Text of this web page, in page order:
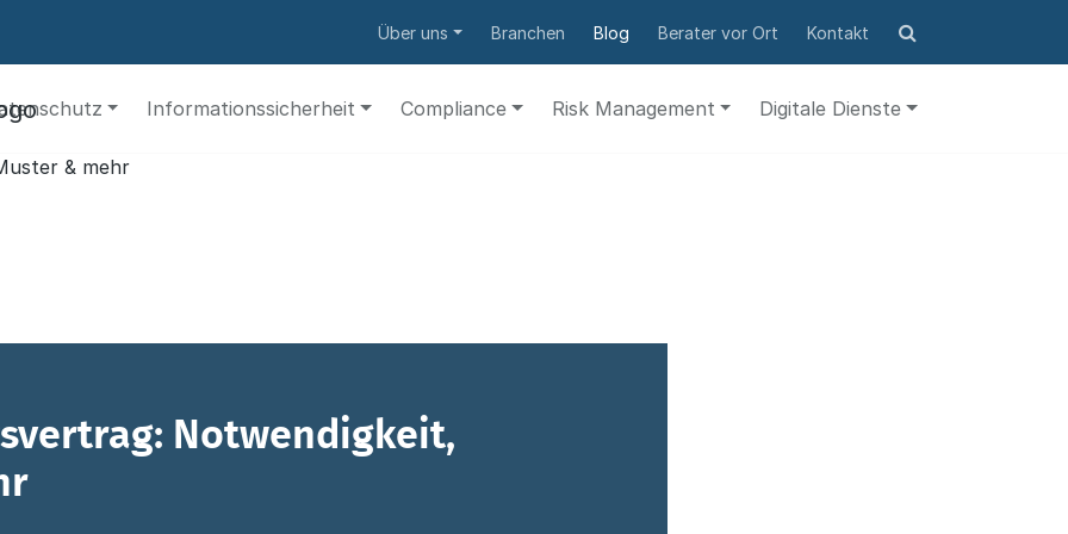
Über uns Branchen Blog Berater vor Ort Kontakt
öffnen
Informationssicherheit Compliance Risk Management Digitale Dienste
Notwendigkeit,